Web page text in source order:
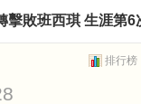
擊敗班西琪 生涯第6
排行榜